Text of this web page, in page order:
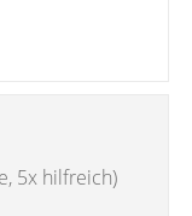
5x hilfreich)